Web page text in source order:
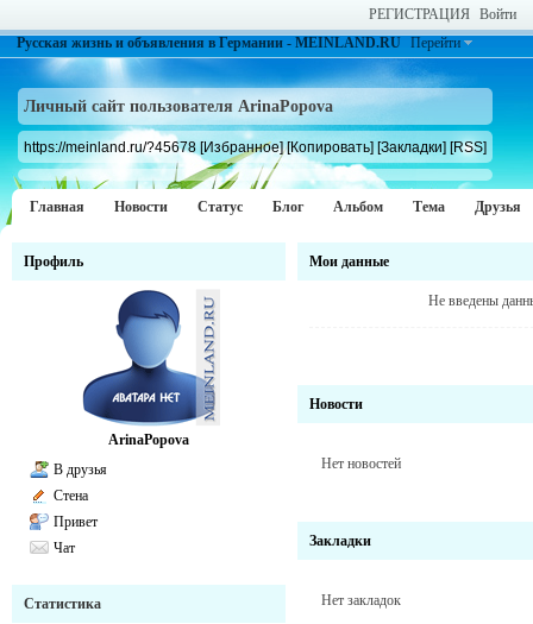
РЕГИСТРАЦИЯ Войти
Русская жизнь и объявления в Германии - MEINLAND.RU Перейти
Личный сайт пользователя ArinaPopova
https://meinland.ru/?45678 [Избранное] [Копировать] [Закладки] [RSS]
Главная Новости Статус Блог Альбом Тема Друзья
Профиль
ArinaPopova
В друзья
Стена
Привет
Чат
Статистика
Мои данные
Не введены
Новости
Нет новостей
Закладки
Нет закладок